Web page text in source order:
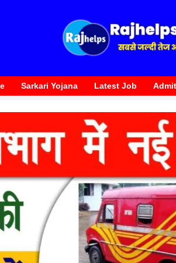
Sarkari Yojana Latest Job